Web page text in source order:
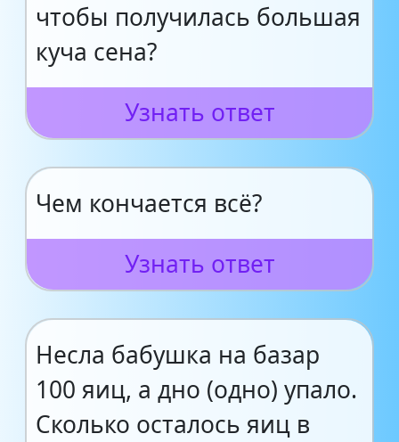
чтобы получилась большая
куча сена?
Узнать ответ
Чем кончается всё?
Узнать ответ
Несла бабушка на базар
100 яиц, а дно (одно) упало.
Сколько осталось яиц в